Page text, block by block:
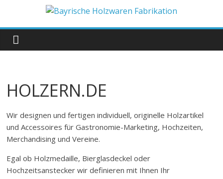
springen
Bayrische
Holzwaren
Fabrikation
HOLZERN.DE
Wir designen und fertigen individuell, originelle Holzartikel
und Accessoires für Gastronomie-Marketing, Hochzeiten,
Merchandising und Vereine.
Egal ob Holzmedaille, Bierglasdeckel oder
Hochzeitsanstecker wir definieren mit Ihnen Ihr